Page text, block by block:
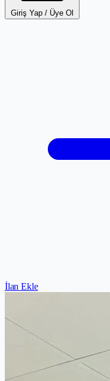
Giriş Yap / Üye Ol
İlan Ekle